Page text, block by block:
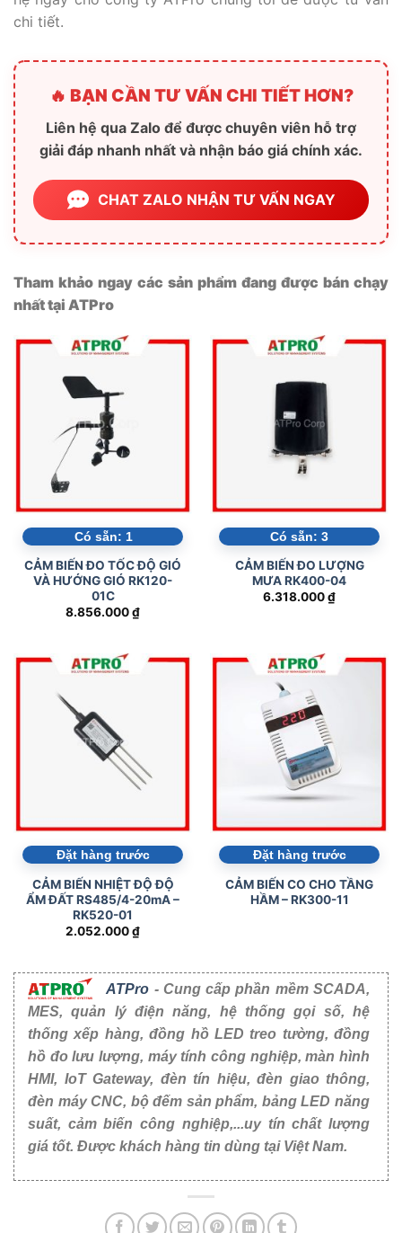
chi tiết.
🔥 BẠN CẦN TƯ VẤN CHI TIẾT HƠN?
Liên hệ qua Zalo để được chuyên viên hỗ trợ
giải đáp nhanh nhất và nhận báo giá chính xác.
CHAT ZALO NHẬN TƯ VẤN NGAY
Tham khảo ngay các sản phẩm đang được bán chạy
nhất tại ATPro
Có sẵn: 1
CẢM BIẾN ĐO TỐC ĐỘ GIÓ
VÀ HƯỚNG GIÓ RK120-
01C
8.856.000₫
Có sẵn: 3
CẢM BIẾN ĐO LƯỢNG
MƯA RK400-04
6.318.000₫
Đặt hàng trước
CẢM BIẾN NHIỆT ĐỘ ĐỘ
ẨM ĐẤT RS485/4-20mA –
RK520-01
2.052.000₫
Đặt hàng trước
CẢM BIẾN CO CHO TẦNG
HẦM – RK300-11
ATPro - Cung cấp phần mềm SCADA,
MES, quản lý điện năng, hệ thống gọi số, hệ
thống xếp hàng, đồng hồ LED treo tường, đồng
hồ đo lưu lượng, máy tính công nghiệp, màn hình
HMI, IoT Gateway, đèn tín hiệu, đèn giao thông,
đèn máy CNC, bộ đếm sản phẩm, bảng LED năng
suất, cảm biến công nghiệp,...uy tín chất lượng
giá tốt. Được khách hàng tin dùng tại Việt Nam.